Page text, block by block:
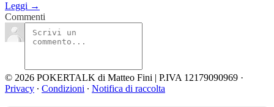
Leggi →
Commenti
© 2026 POKERTALK di Matteo Fini | P.IVA 12179090969 ·
Privacy ∙ Condizioni ∙ Notifica di raccolta